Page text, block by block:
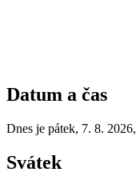
Datum a čas
Dnes je pátek, 7. 8. 2026,
Svátek